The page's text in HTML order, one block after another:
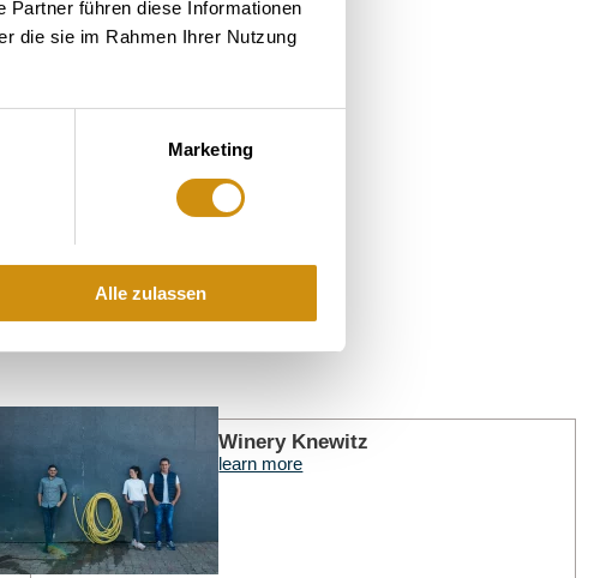
Partner führen diese Informationen
die sie im Rahmen Ihrer Nutzung
Marketing
Alle zulassen
Winery Knewitz
learn more